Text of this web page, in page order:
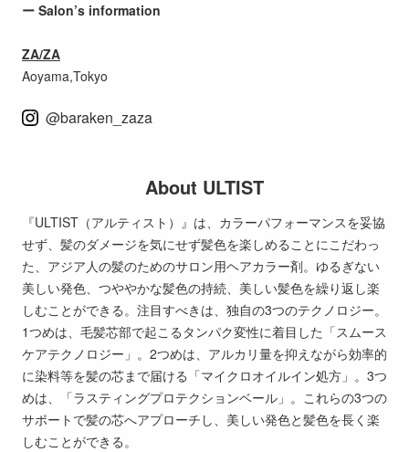
ー Salon’s information
ZA/ZA
Aoyama,Tokyo
@baraken_zaza
About ULTIST
『ULTIST（アルティスト）』は、カラーパフォーマンスを妥協
せず、髪のダメージを気にせず髪色を楽しめることにこだわっ
た、アジア人の髪のためのサロン用ヘアカラー剤。ゆるぎない
美しい発色、つややかな髪色の持続、美しい髪色を繰り返し楽
しむことができる。注目すべきは、独自の3つのテクノロジー。
1つめは、毛髪芯部で起こるタンパク変性に着目した「スムース
ケアテクノロジー」。2つめは、アルカリ量を抑えながら効率的
に染料等を髪の芯まで届ける「マイクロオイルイン処方」。3つ
めは、「ラスティングプロテクションベール」。これらの3つの
サポートで髪の芯へアプローチし、美しい発色と髪色を長く楽
しむことができる。